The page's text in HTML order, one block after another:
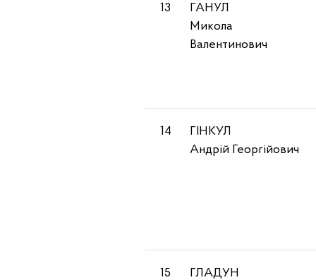
13
ГАНУЛ
Микола
Валентинович
14
ГІНКУЛ
Андрій Георгійович
15
ГЛАДУН